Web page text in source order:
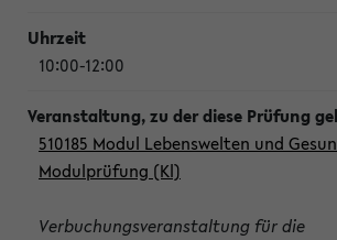
10:00-12:00
510185 Modul Lebenswelten und
Modulprüfung (Kl)
Verbuchungsveranstaltung für die